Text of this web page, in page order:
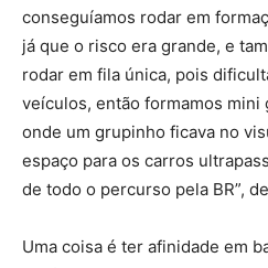
conseguíamos rodar em
já que o risco era grande, e
rodar em fila única, pois
veículos, então formamos mini
onde um grupinho ficava no
espaço para os carros
de todo o percurso pela BR”,
Uma coisa é ter afinidade em